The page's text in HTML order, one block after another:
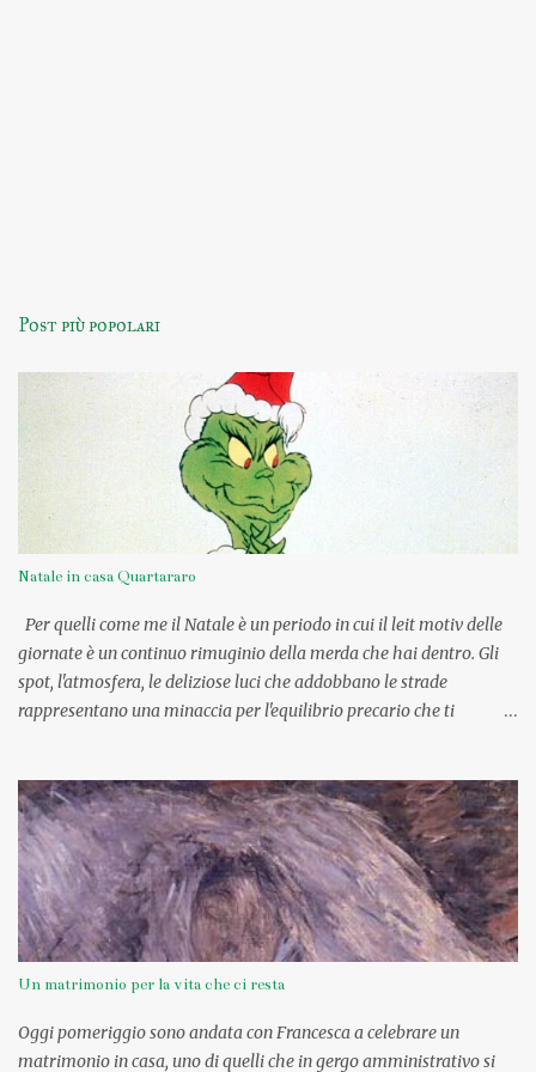
Post più popolari
Natale in casa Quartararo
Per quelli come me il Natale è un periodo in cui il leit motiv delle
giornate è un continuo rimuginio della merda che hai dentro. Gli
spot, l'atmosfera, le deliziose luci che addobbano le strade
rappresentano una minaccia per l'equilibrio precario che ti
godermi il momento, provavo solo un grande disagio e un enorme
senso di straniamento, come se fossi stata adottata. Intorno a me il
delirio: 15 cugini, 30 zii, una nonna uscita da un romanzo di Pennac
e la percezione che nemmeno quell'anno avrei ricevuto Barbie
Magia delle feste giacché era risaputo che Babbo Natale voleva
bene di più ai bambini più ricchi e anche alle tue cugine che
puntualmente ricevevano i giochi più in voga del momento. Il
momento che detestavo di più era la cena. Il menù e le persone
invitate erano sempre le stesse fin quando non hanno cominciato a
morire come in Dieci...
Un matrimonio per la vita che ci resta
Oggi pomeriggio sono andata con Francesca a celebrare un
matrimonio in casa, uno di quelli che in gergo amministrativo si